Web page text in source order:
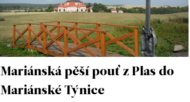
Mariánská pěší pouť z Plas do
Mariánské Týnice